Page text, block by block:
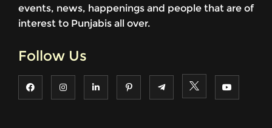
events, news, happenings and people that are of
interest to Punjabis all over.
Follow Us